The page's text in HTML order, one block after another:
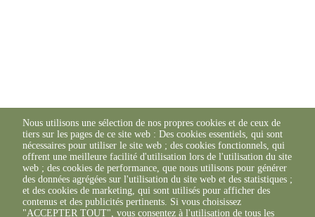
Nous utilisons une sélection de nos propres cookies et de ceux de
tiers sur les pages de ce site web : Des cookies essentiels, qui sont
nécessaires pour utiliser le site web ; des cookies fonctionnels, qui
offrent une meilleure facilité d'utilisation lors de l'utilisation du site
web ; des cookies de performance, que nous utilisons pour générer
des données agrégées sur l'utilisation du site web et des statistiques ;
et des cookies de marketing, qui sont utilisés pour afficher des
contenus et des publicités pertinents. Si vous choisissez
"ACCEPTER TOUT", vous consentez à l'utilisation de tous les